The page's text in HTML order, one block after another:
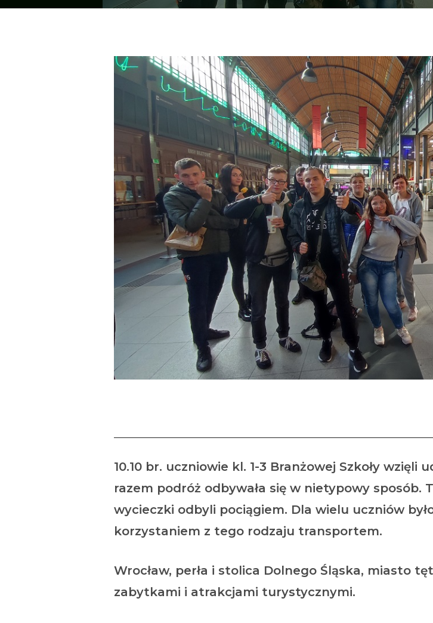
10.10 br. uczniowie kl. 1-3 Branżowej Szkoły wzięli
razem podróż odbywała się w nietypowy sposób.
wycieczki odbyli pociągiem. Dla wielu uczniów
korzystaniem z tego rodzaju transportem.
Wrocław, perła i stolica Dolnego Śląska, miasto
zabytkami i atrakcjami turystycznymi.